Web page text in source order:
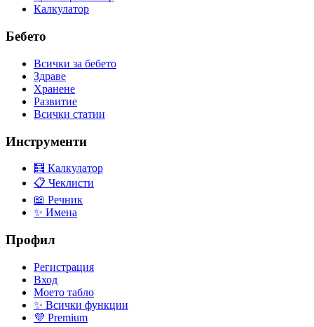
Калкулатор
Бебето
Всички за бебето
Здраве
Хранене
Развитие
Всички статии
Инструменти
🧮 Калкулатор
📋 Чеклисти
📖 Речник
✨ Имена
Профил
Регистрация
Вход
Моето табло
✨ Всички функции
💜 Premium